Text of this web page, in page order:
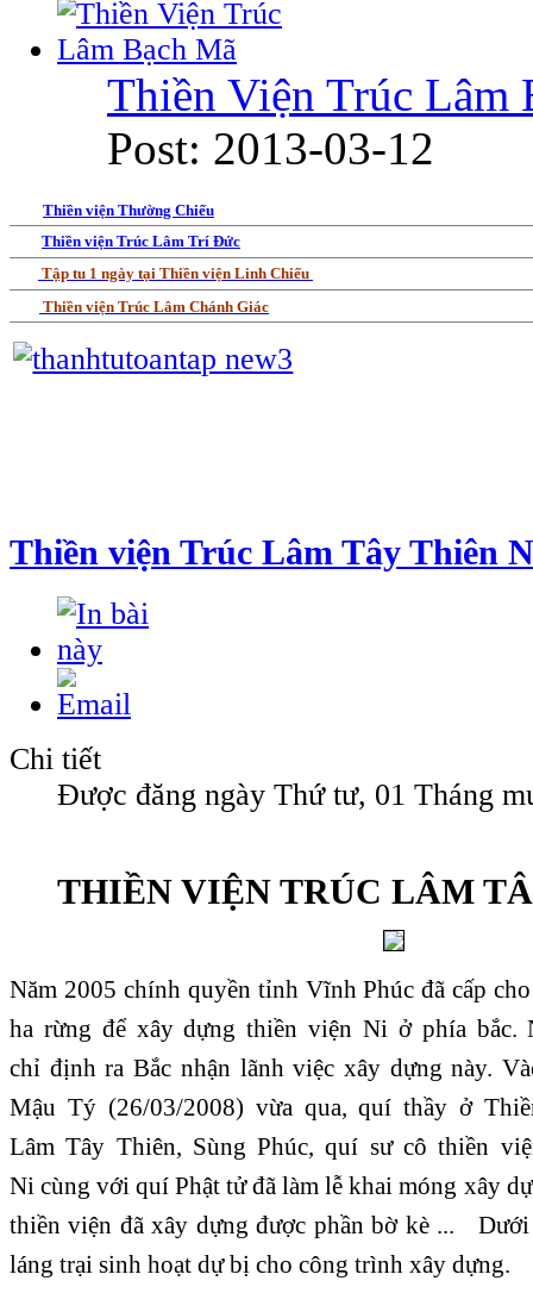
Thiền Viện Trúc Lâm
Post: 2013-03-12
Thiền viện Thường Chiếu
Thiền viện Trúc Lâm Trí Đức
Tập tu 1 ngày tại Thiền viện Linh Chiếu
Thiền viện Trúc Lâm Chánh Giác
Thiền viện Trúc Lâm Tây Thiên
Chi tiết
Được đăng ngày Thứ tư, 01 Tháng
THIỀN VIỆN TRÚC LÂM
Năm 2005 chính quyền tỉnh Vĩnh Phúc đã cấp
ha rừng để xây dựng thiền viện Ni ở phía bắc.
chỉ định ra Bắc nhận lãnh việc xây dựng này.
Mậu Tý (26/03/2008) vừa qua, quí thầy ở
Lâm Tây Thiên, Sùng Phúc, quí sư cô thiền
Ni cùng với quí Phật tử đã làm lễ khai móng xây
thiền viện đã xây dựng được phần bờ kè ...
láng trại sinh hoạt dự bị cho công trình xây dựng.